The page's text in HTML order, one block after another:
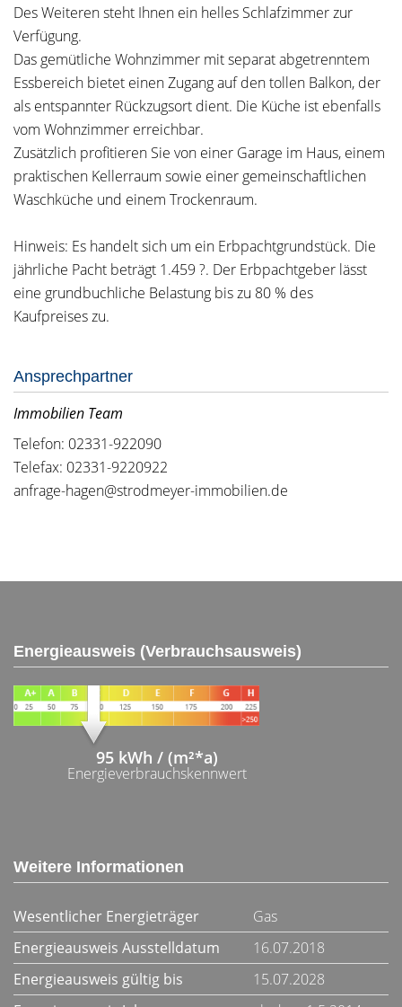
Des Weiteren steht Ihnen ein helles Schlafzimmer zur
Verfügung.
Das gemütliche Wohnzimmer mit separat abgetrenntem
Essbereich bietet einen Zugang auf den tollen Balkon, der
als entspannter Rückzugsort dient. Die Küche ist ebenfalls
vom Wohnzimmer erreichbar.
Zusätzlich profitieren Sie von einer Garage im Haus, einem
praktischen Kellerraum sowie einer gemeinschaftlichen
Waschküche und einem Trockenraum.
Hinweis: Es handelt sich um ein Erbpachtgrundstück. Die
jährliche Pacht beträgt 1.459 ?. Der Erbpachtgeber lässt
eine grundbuchliche Belastung bis zu 80 % des
Kaufpreises zu.
Ansprechpartner
Immobilien Team
Telefon: 02331-922090
Telefax: 02331-9220922
anfrage-hagen@strodmeyer-immobilien.de
Energieausweis (Verbrauchsausweis)
95 kWh / (m²*a)
Energieverbrauchskennwert
Weitere Informationen
Wesentlicher Energieträger
Gas
Energieausweis Ausstelldatum
16.07.2018
Energieausweis gültig bis
15.07.2028